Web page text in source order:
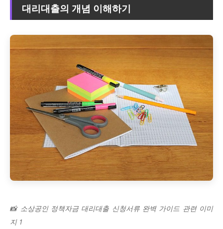
대리대출의 개념 이해하기
📸 소상공인 정책자금 대리대출 신청서류 완벽 가이드 관련 이미
지 1